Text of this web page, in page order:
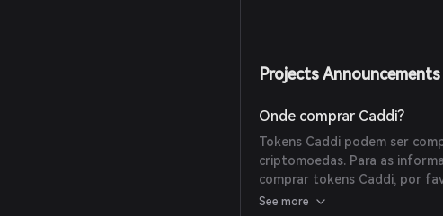
Projects Announcements
Onde comprar Caddi?
Tokens Caddi podem ser
criptomoedas. Para as
comprar tokens Caddi, por
exchanges de criptomoedas
See more